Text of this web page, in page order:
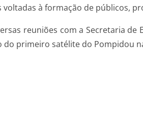
à formação de públicos,
reuniões com a Secretaria
primeiro satélite do Pompidou